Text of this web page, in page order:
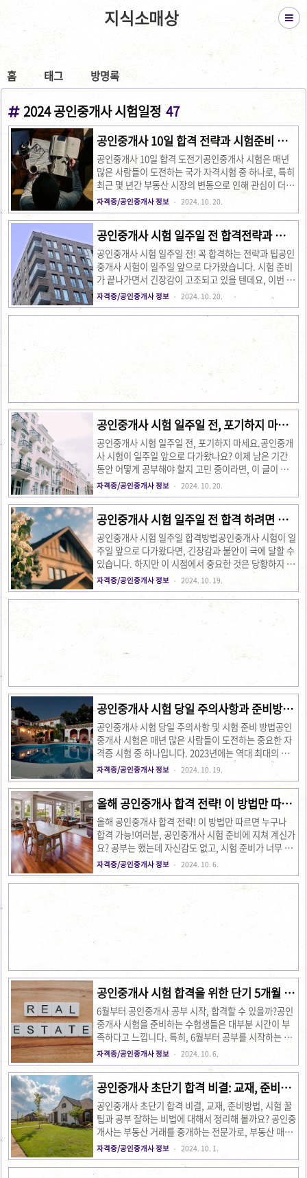
지식소매상
홈 태그 방명록
2024 공인중개사 시험일정 47
공인중개사 10일 합격 전략과 시험준비 알
아볼까?
공인중개사 10일 합격 도전기공인중개사 시험은 매년
많은 사람들이 도전하는 국가 자격시험 중 하나로, 특히
최근 몇 년간 부동산 시장의 변동으로 인해 관심이 더욱
높아지고 있습니다. 이번 블로그 포스트에서는 유튜브
브이로그 영상 “공인중개사 열흘만에 따는 브이로그 1
편”을 통해 10일 만에 공인중개사 자격증을 취득하려는
도전기를 살펴보겠습니다.영상에서는 시험 접수를 하
고, 본격적으로 공부에 매진하는 과정, 그리고 효율적인
공부법을 통해 단기간에 공인중개사 시험에 합격하려는
목표를 보여줍니다. 1. 공인중개사 시험 준비: 첫 단계
1-1. 시험 접수와 계획 세우기브이로그는 시험 접수를
완료한 10월 21일에 시작됩니다. 시험은 10월 31일에
예정되어 있으며, 시험까지 남은 기간은 단 10일입니
자격증/공인중개사 정보 2024. 10. 20.
공인중개사 시험 일주일 전 합격전략과 팁
기억하자!
공인중개사 시험 일주일 전! 꼭 합격하는 전략과 팁공인
중개사 시험이 일주일 앞으로 다가왔습니다. 시험 준비
가 끝나가면서 긴장감이 고조되고 있을 텐데요, 이번 글
에서는 공인중개사 시험 일주일 전부터 할 수 있는 최종
마무리 전략과 성공적인 합격을 위한 팁을 소개합니다.
이 글을 읽고 나면, 마지막 순간까지 어떻게 준비해야
다. 공인중개사 시험의 특성과 중요성 1. 공인중개사 시
에 모든 것을 걸고 준비합니다. 매년 수많은 수험생들이
이 시험에 도전하며, 합격을 위해 치열하게 공부하고 있
습니다...
자격증/공인중개사 정보 2024. 10. 20.
공인중개사 시험 일주일 전, 포기하지 마세
요!
공인중개사 시험 일주일 전, 포기하지 마세요.공인중개
사 시험이 일주일 앞으로 다가왔나요? 이제 남은 기간
동안 어떻게 공부해야 할지 고민 중이라면, 이 글이 도
움이 될 수 있을 것입니다. 여기에서는 공인중개사 시험
을 대비하는 마지막 일주일 동안 어떻게 효율적으로 공
부할 수 있는지에 대한 구체적인 팁과 멘탈 관리 방법을
소개합니다. 공인중개사 시험 준비는 단순히 많은 시간
을 들이는 것보다 효과적인 방법으로 접근하는 것이 중
요합니다. 1. 공인중개사 시험, 이제부터는 새로운 것
을 시도하지 마세요! 시험이 임박한 지금, 새로운 교재
나 새로운 강의를 듣는 것은 피하는 것이 좋습니다. 이
미 익숙해진 교재와 문제집에 집중하는 것이 훨씬 더 효
율적입니다. 여기에서 중요한 포인트는 남은 일주일 동
자격증/공인중개사 정보 2024. 10. 20.
공인중개사 시험 일주일 전 합격 하려면 이
렇게만 하세요!
공인중개사 시험 일주일 합격방법공인중개사 시험이 일
주일 앞으로 다가왔다면, 긴장감과 불안이 극에 달할 수
있습니다. 하지만 이 시점에서 중요한 것은 당황하지 않
고 체계적으로 마무리 공부를 잘하는 것입니다. 이번 글
에서는 공인중개사 시험 일주일 전, 어떻게 준비해야 할
지에 대한 구체적인 루틴과 꿀팁을 공유하고자 합니다.
큰 도움이 될 것입니다. 공인중개사 시험 마지막 일주
중개사 시험은 1차 시험은 오전에, 2차 시험은 오후에
을 조정하는 것이 필수적입니다. 평소에 늦게 자고 늦게
일어나는 패턴을..
자격증/공인중개사 정보 2024. 10. 19.
공인중개사 시험 당일 주의사항과 준비방법
이것만 기억해라!
공인중개사 시험 당일 주의사항 및 시험 준비 방법공인
중개사 시험은 매년 많은 사람들이 도전하는 중요한 자
격증 시험 중 하나입니다. 2023년에는 역대 최대의 응
시자 수인 약 24만 3천명이 접수를 하였고, 그만큼 경쟁
이 치열합니다. 특히, 시험 일주일 전부터 시험 당일까
지의 준비는 합격 여부를 가를 중요한 시기입니다. 이
글에서는 공인중개사 시험에 동차 합격한 경험을 바탕
으로, 시험 일주일 전부터 시험 당일까지 어떻게 준비해
야 하는지, 시험장에서 유의해야 할 사항들을 안내해드
리겠습니다. 시험 일주일 전 공부 방법시험 일주일 전
은 최종 마무리 기간입니다. 이때 중요한 것은 컨디션
조절과 전 과목을 고루 복습하는 것입니다. 하루 종일
치러지는 공인중개사 시험은 체력 소모가 크기 때문에,
자격증/공인중개사 정보 2024. 10. 19.
올해 공인중개사 합격 전략! 이 방법만 따르
면 누구나 합격 !
올해 공인중개사 합격 전략! 이 방법만 따르면 누구나
합격 가능!여러분, 공인중개사 시험 준비에 지쳐 계신가
요? 공부는 했는데 자신감도 없고, 시험 준비가 너무 막
막하게 느껴지시나요? 이번 포스팅에서는 공인중개사
시험을 준비하는 분들에게 꼭 필요한 전략을 소개하겠
습니다. 이 전략을 따르면, 여러분도 70일 안에 확실하
건 의지력이 아니라 명확한 전략입니다. 사람마다 의지
는지에 대한 확신입니다.공부에 대한 확신이 없다면, 아
무리 노력..
자격증/공인중개사 정보 2024. 10. 6.
공인중개사 시험 합격을 위한 단기 5개월 공
부 전략
6월부터 공인중개사 공부 시작, 합격할 수 있을까?공인
중개사 시험을 준비하는 수험생들은 대부분 시간이 부
족하다고 느낍니다. 특히, 6월부터 공부를 시작하는 경
우 '과연 5개월 만에 합격할 수 있을까?'라는 걱정을 많
이 하게 됩니다. 이 글에서는 6월부터 공인중개사 시험
준비를 시작하여 성공적으로 합격할 수 있는 공부 방법
과 전략을 공유하고자 합니다. 1. 동차 합격과 1차 시험
집중 전략1.1 직장인, 육아 병행하는 수험생도 가능한
가? 대부분의 수험생은 직장을 다니거나 육아를 병행해
야 하는 상황에서 공인중개사 시험을 준비하게 됩니다.
하루에 두세 시간 공부하는 것조차 어렵다고 느껴질 수
있습니다. 하지만 시간이 부족하다고 1차 시험만 보고 2
차를 포기할 필요는 없습니다.먼저 1차 시험에 집중하
자격증/공인중개사 정보 2024. 10. 6.
공인중개사 초단기 합격 비결: 교재, 준비방
법, 시험 꿀팁과 공부 잘하는 비법
공인중개사 초단기 합격 비결, 교재, 준비방법, 시험 꿀
팁과 공부 잘하는 비법에 대해서 정리해 볼까요? 공인중
개사는 부동산 거래를 중개하는 전문가로, 부동산 매매
와 임대차 등의 계약을 알선하는 중요한 역할을 맡고 있
습니다. 공인중개사 자격증은 법률, 부동산 실무 등 다
양한 분야에 대한 지식을 요구하며, 시험 난이도 또한
자격증/공인중개사 정보 2024. 10. 1.